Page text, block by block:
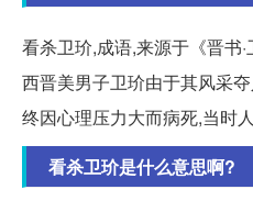
看杀卫玠,成语,来源于《晋书
西晋美男子卫玠由于其风采
终因心理压力大而病死,当时
看杀卫玠是什么意思啊?